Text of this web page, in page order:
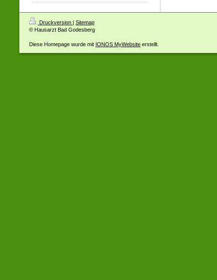
Druckversion | Sitemap
© Hausarzt Bad Godesberg
Diese Homepage wurde mit IONOS MyWebsite erstellt.